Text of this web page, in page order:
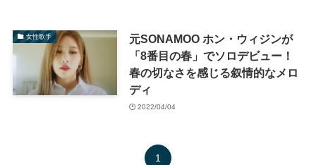
女性歌手
元SONAMOO ホン・ウィジンが
「8番目の春」でソロデビュー！
春の切なさを感じる叙情的なメロ
ディ
2022/04/04
1